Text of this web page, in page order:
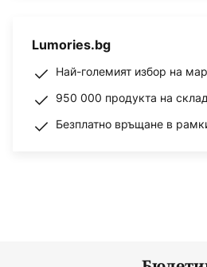
Lumories.bg
Най-големият избор на
950 000 продукта на
Безплатно връщане в